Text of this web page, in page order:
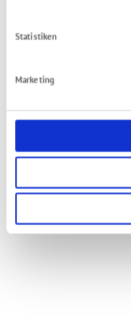
Statistiken
Marketing